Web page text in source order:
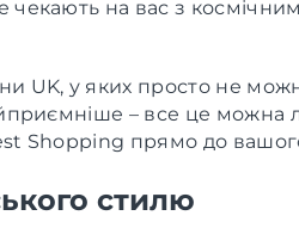
чекають на вас з
UK, у яких просто не
– все це можна
Shopping прямо до
стилю